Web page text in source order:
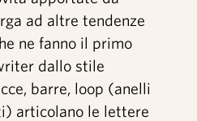
ad altre tendenze
ne fanno il primo
dallo stile
barre, loop (anelli
articolano le lettere